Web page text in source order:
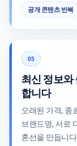
공개 콘텐츠 반복
05
최신 정보와
합니다
오래된 가격, 종
브랜드명, 서로
혼선을 만듭니